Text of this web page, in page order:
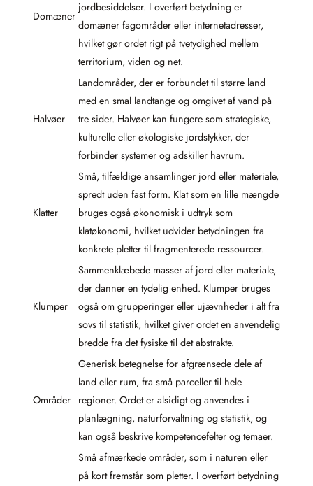
Domæner
jordbesiddelser. I overført betydning er
domæner fagområder eller internetadresser,
hvilket gør ordet rigt på tvetydighed mellem
territorium, viden og net.
Halvøer
Landområder, der er forbundet til større land
med en smal landtange og omgivet af vand på
tre sider. Halvøer kan fungere som strategiske,
kulturelle eller økologiske jordstykker, der
forbinder systemer og adskiller havrum.
Klatter
Små, tilfældige ansamlinger jord eller materiale,
spredt uden fast form. Klat som en lille mængde
bruges også økonomisk i udtryk som
klatøkonomi, hvilket udvider betydningen fra
konkrete pletter til fragmenterede ressourcer.
Klumper
Sammenklæbede masser af jord eller materiale,
der danner en tydelig enhed. Klumper bruges
også om grupperinger eller ujævnheder i alt fra
sovs til statistik, hvilket giver ordet en anvendelig
bredde fra det fysiske til det abstrakte.
Områder
Generisk betegnelse for afgrænsede dele af
land eller rum, fra små parceller til hele
regioner. Ordet er alsidigt og anvendes i
planlægning, naturforvaltning og statistik, og
kan også beskrive kompetencefelter og temaer.
Små afmærkede områder, som i naturen eller
på kort fremstår som pletter. I overført betydning